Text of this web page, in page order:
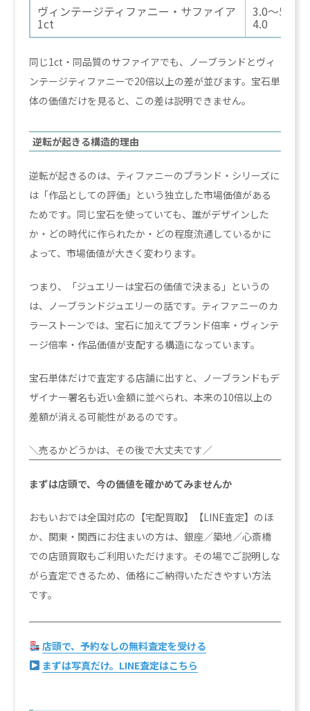
ヴィンテージティファニー・サファイア
1ct
3.0〜5.0 ×
4.0
同じ1ct・同品質のサファイアでも、ノーブランドとヴィ
ンテージティファニーで20倍以上の差が並びます。宝石単
体の価値だけを見ると、この差は説明できません。
逆転が起きる構造的理由
逆転が起きるのは、ティファニーのブランド・シリーズに
は「作品としての評価」という独立した市場価値がある
ためです。同じ宝石を使っていても、誰がデザインした
か・どの時代に作られたか・どの程度流通しているかに
よって、市場価値が大きく変わります。
つまり、「ジュエリーは宝石の価値で決まる」というの
は、ノーブランドジュエリーの話です。ティファニーのカ
ラーストーンでは、宝石に加えてブランド倍率・ヴィンテ
ージ倍率・作品価値が支配する構造になっています。
宝石単体だけで査定する店舗に出すと、ノーブランドもデ
ザイナー署名も近い金額に並べられ、本来の10倍以上の
差額が消える可能性があるのです。
＼売るかどうかは、その後で大丈夫です／
まずは店頭で、今の価値を確かめてみませんか
おもいおでは全国対応の【宅配買取】【LINE査定】のほ
か、関東・関西にお住まいの方は、銀座／築地／心斎橋
での店頭買取もご利用いただけます。その場でご説明しな
がら査定できるため、価格にご納得いただきやすい方法
です。
店頭で、予約なしの無料査定を受ける
まずは写真だけ。LINE査定はこちら